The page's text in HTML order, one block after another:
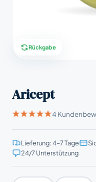
Rückgabe
Aricept
4
Lieferung: 4–7 Tage
24/7 Unterstützung